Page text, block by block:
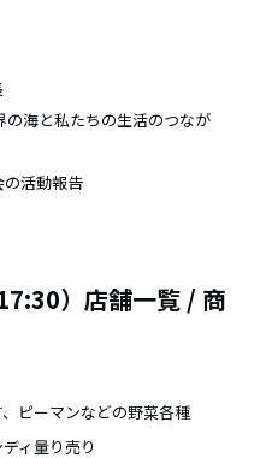
の海と私たちの生活のつなが
の活動報告
）店舗一覧 / 商
ピーマンなどの野菜各種
ィ量り売り